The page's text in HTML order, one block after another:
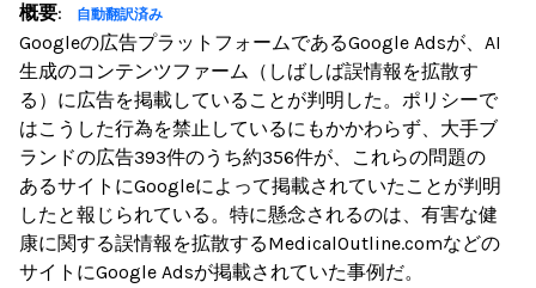
概要: 自動翻訳済み
Googleの広告プラットフォームであるGoogle Adsが、AI
生成のコンテンツファーム（しばしば誤情報を拡散す
る）に広告を掲載していることが判明した。ポリシーで
はこうした行為を禁止しているにもかかわらず、大手ブ
ランドの広告393件のうち約356件が、これらの問題の
あるサイトにGoogleによって掲載されていたことが判明
したと報じられている。特に懸念されるのは、有害な健
康に関する誤情報を拡散するMedicalOutline.comなどの
サイトにGoogle Adsが掲載されていた事例だ。